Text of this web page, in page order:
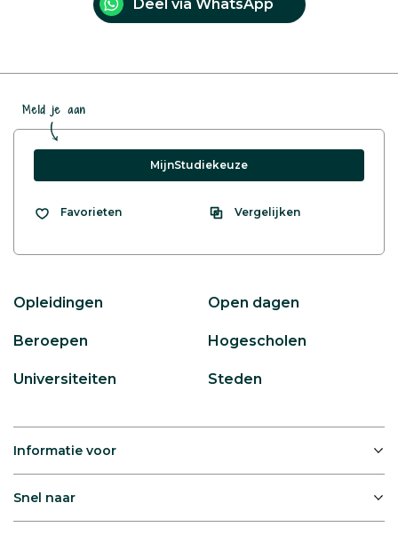
Deel via WhatsApp
Meld je aan
MijnStudiekeuze
Favorieten Vergelijken
Opleidingen Open dagen
Beroepen Hogescholen
Universiteiten Steden
Informatie voor
Snel naar